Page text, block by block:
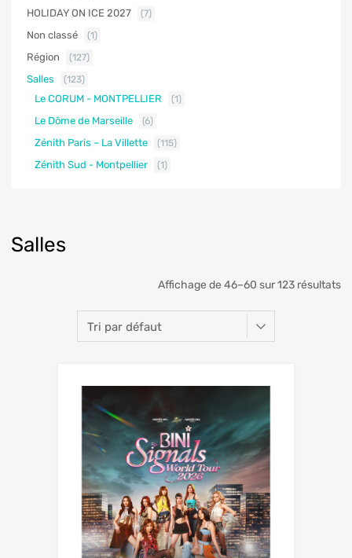
Salles
Affichage de 46–60 sur 123 résultats
HOLIDAY ON ICE 2027 (7)
Non classé (1)
Région (127)
Salles (123)
Le CORUM - MONTPELLIER (1)
Le Dôme de Marseille (6)
Zénith Paris – La Villette (115)
Zénith Sud - Montpellier (1)